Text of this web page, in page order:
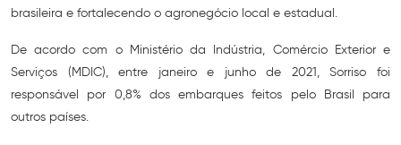
brasileira e fortalecendo o agronegócio local e estadual.
De acordo com o Ministério da Indústria, Comércio Exterior e
Serviços (MDIC), entre janeiro e junho de 2021, Sorriso foi
responsável por 0,8% dos embarques feitos pelo Brasil para
outros países.